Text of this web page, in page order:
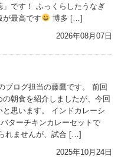
」です！ ふっくらしたうなぎ
が最高です
博多 […]
2026年08月07日
ブログ担当の藤鷹です。 前回
朝食を紹介しましたが、今回
と思います。 インドカレーシ
ターチキンカレーセットで
れませんが、試合 […]
2025年10月24日